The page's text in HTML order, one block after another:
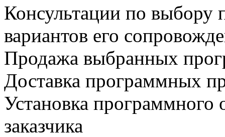
Консультации по выбору
вариантов его
Продажа выбранных
Доставка программных
Установка
заказчика